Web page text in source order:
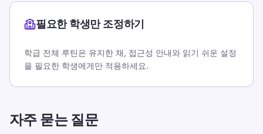
필요한 학생만 조정하기
학급 전체 루틴은 유지한 채, 접근성 안내와 읽기 쉬운 설정
을 필요한 학생에게만 적용하세요.
자주 묻는 질문